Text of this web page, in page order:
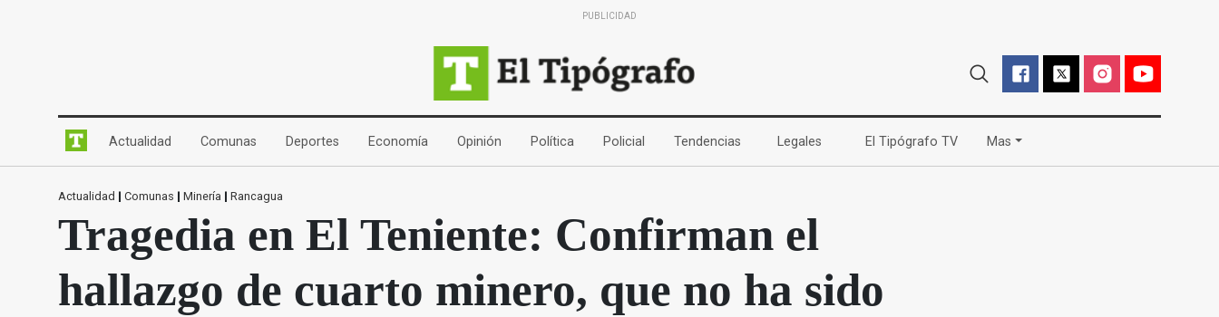
PUBLICIDAD
Actualidad (current)Comunas (current)Deportes (current)Economía (current)Opinión (current)Política (current)Policial (current)Tendencias (current)Legales (current)El Tipógrafo TV(current)
Mas
Actualidad | Comunas | Minería | Rancagua
Tragedia en El Teniente: Confirman el
hallazgo de cuarto minero, que no ha sido